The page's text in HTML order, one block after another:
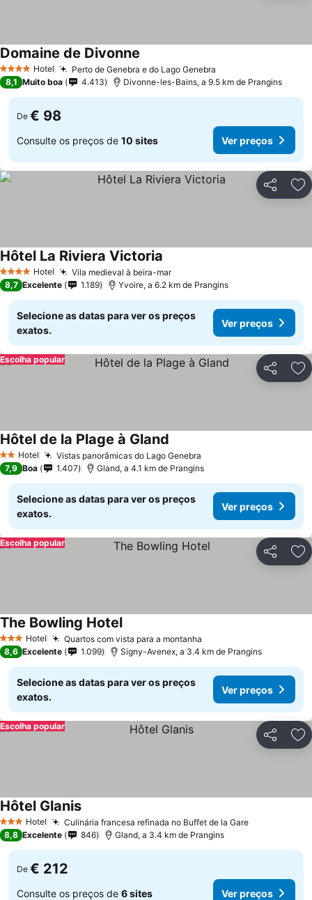
4 EstrelasHotel Perto de Genebra e do Lago Genebra
Domaine de Divonne
8,1 Muito boa 4.413 Divonne-les-Bains, a 9.5 km de Prangins
De € 98
Consulte os preços de 10 sites Ver preços
Partilhar
4 EstrelasHotel Vila medieval à beira-marVer preços
Hôtel La Riviera Victoria
8,7 Excelente 1.189 Yvoire, a 6.2 km de Prangins
Selecione as datas para ver os preços
exatos.
Ver preços
Partilhar
Escolha popular
2 Estrelas
Hotel Vistas panorâmicas do Lago Genebra
Hôtel de la Plage à Gland
7,9 Boa 1.407 Gland, a 4.1 km de Prangins
Selecione as datas para ver os preços
exatos.
Ver preços
Partilhar
Escolha popular
3 EstrelasHotel Quartos com vista para a montanha
The Bowling HotelVer preços
8,6 Excelente 1.099 Signy-Avenex, a 3.4 km de Prangins
Selecione as datas para ver os preços
exatos.
Ver preços
Partilhar
Escolha popular
3 EstrelasHotel Culinária francesa refinada no Buffet de la GareVer preços
Hôtel GlanisVer preços
8,8 Excelente 846 Gland, a 3.4 km de Prangins
De € 212
Consulte os preços de 6 sites Ver preços